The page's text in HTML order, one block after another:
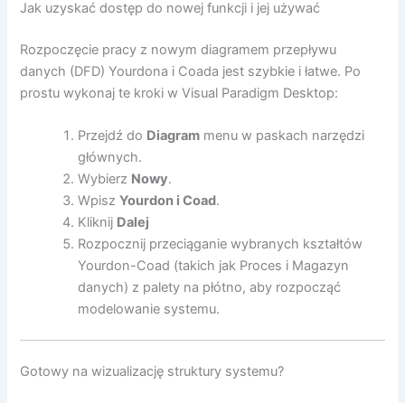
Jak uzyskać dostęp do nowej funkcji i jej używać
Rozpoczęcie pracy z nowym diagramem przepływu
danych (DFD) Yourdona i Coada jest szybkie i łatwe. Po
prostu wykonaj te kroki w Visual Paradigm Desktop:
Przejdź do Diagram menu w paskach narzędzi
głównych.
Wybierz Nowy.
WpiszYourdon i Coad.
Kliknij Dalej
Rozpocznij przeciąganie wybranych kształtów
Yourdon-Coad (takich jak Proces i Magazyn
danych) z palety na płótno, aby rozpocząć
modelowanie systemu.
Gotowy na wizualizację struktury systemu?